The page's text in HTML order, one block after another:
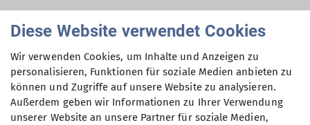
Kletterabschied
02.11.2026
Kondition
Diese Website verwendet Cookies
Wir verwenden Cookies, um Inhalte und Anzeigen zu
personalisieren, Funktionen für soziale Medien anbieten zu
können und Zugriffe auf unsere Website zu analysieren.
Außerdem geben wir Informationen zu Ihrer Verwendung
unserer Website an unsere Partner für soziale Medien,